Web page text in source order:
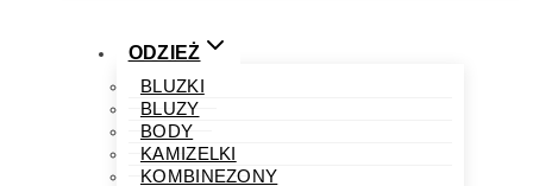
ODZIEŻ
BLUZKI
BLUZY
BODY
KAMIZELKI
KOMBINEZONY